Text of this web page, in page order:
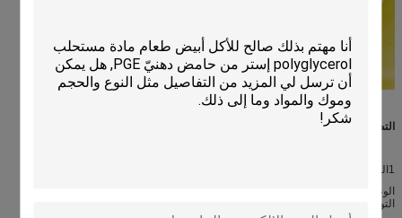
التطبيقات:
1الخبز
الوظيفة: تحسين ناعمة القليل، وتوفير هيكل رقيقة ومتساوية القليل، والحد من معدل
التوقف